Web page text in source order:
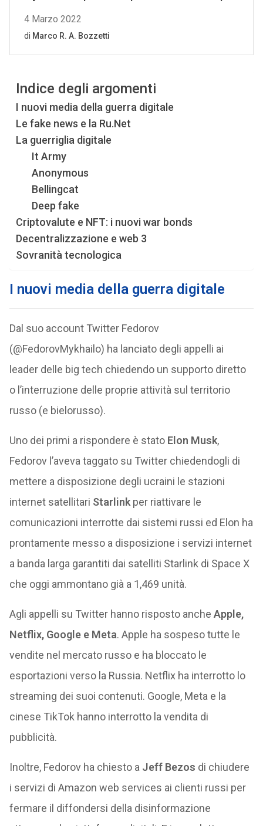
Indice degli argomenti
I nuovi media della guerra digitale
Le fake news e la Ru.Net
La guerriglia digitale
It Army
Anonymous
Bellingcat
Deep fake
Criptovalute e NFT: i nuovi war bonds
Decentralizzazione e web 3
Sovranità tecnologica
I nuovi media della guerra digitale
Dal suo account Twitter Fedorov
(@FedorovMykhailo) ha lanciato degli appelli ai
leader delle big tech chiedendo un supporto diretto
o l’interruzione delle proprie attività sul territorio
russo (e bielorusso).
Uno dei primi a rispondere è stato Elon Musk,
Fedorov l’aveva taggato su Twitter chiedendogli di
mettere a disposizione degli ucraini le stazioni
internet satellitari Starlinkper riattivare le
comunicazioni interrotte dai sistemi russi ed Elon ha
prontamente messo a disposizione i servizi internet
a banda larga garantiti dai satelliti Starlink di Space X
che oggi ammontano già a 1,469 unità.
Agli appelli su Twitter hanno risposto anche Apple,
Netflix, Google e Meta. Apple ha sospeso tutte le
vendite nel mercato russo e ha bloccato le
esportazioni verso la Russia. Netflix ha interrotto lo
streaming dei suoi contenuti. Google, Meta e la
cinese TikTok hanno interrotto la vendita di
pubblicità.
Inoltre, Fedorov ha chiesto a Jeff Bezos di chiudere
i servizi di Amazon web services ai clienti russi per
fermare il diffondersi della disinformazione